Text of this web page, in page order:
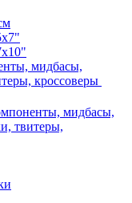
мидбасы,
кроссоверы
мидбасы,
твитеры,